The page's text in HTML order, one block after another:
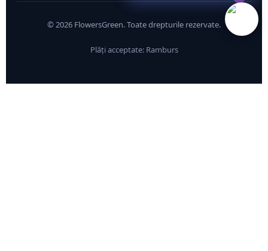
© 2026 FlowersGreen. Toate drepturile rezervate.
Plăți acceptate: Ramburs